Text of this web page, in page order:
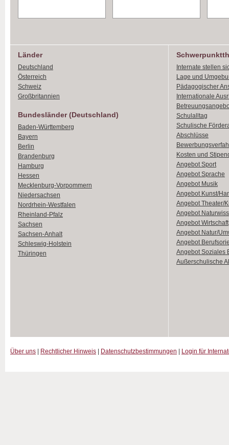
Länder
Deutschland
Österreich
Schweiz
Großbritannien
Bundesländer (Deutschland)
Baden-Württemberg
Bayern
Berlin
Brandenburg
Hamburg
Hessen
Mecklenburg-Vorpommern
Niedersachsen
Nordrhein-Westfalen
Rheinland-Pfalz
Sachsen
Sachsen-Anhalt
Schleswig-Holstein
Thüringen
Internate stellen
Lage und
Pädagogischer
Internationale
Schulalltag
Schulische
Abschlüsse
Kosten und
Angebot Sport
Angebot Sprache
Angebot Musik
Angebot Kunst/
Angebot Theater/
Angebot
Angebot Wirtschaft
Angebot Natur/
Angebot
Angebot Soziales
Außerschulische
Über uns Rechtlicher Hinweis Datenschutzbestimmungen Login für